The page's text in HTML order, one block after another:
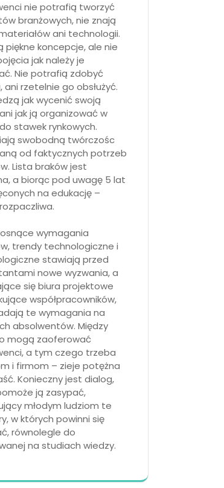
nie potrafią tworzyć
branżowych, nie znają
ani technologii.
piękne koncepcje, ale nie
jak należy je
Nie potrafią zdobyć
ani rzetelnie go obsłużyć.
jak wycenić swoją
jak ją organizować w
stawek rynkowych.
swobodną twórczośc
od faktycznych potrzeb
Lista braków jest
a biorąc pod uwagę 5 lat
na edukację –
wymagania
trendy technologiczne i
stawiają przed
nowe wyzwania, a
się biura projektowe
współpracowników,
te wymagania na
absolwentów. Między
mogą zaoferować
a tym czego trzeba
i firmom – zieje potężna
Konieczny jest dialog,
ją zasypać,
młodym ludziom te
w których powinni się
równolegle do
na studiach wiedzy.